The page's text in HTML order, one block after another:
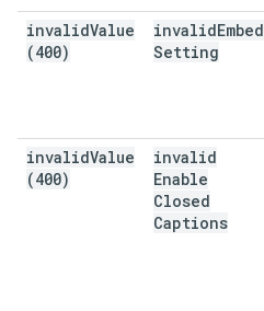
invalidValue
(400)
invalidEmbed
Setting
invalidValue
(400)
invalid
Enable
Closed
Captions